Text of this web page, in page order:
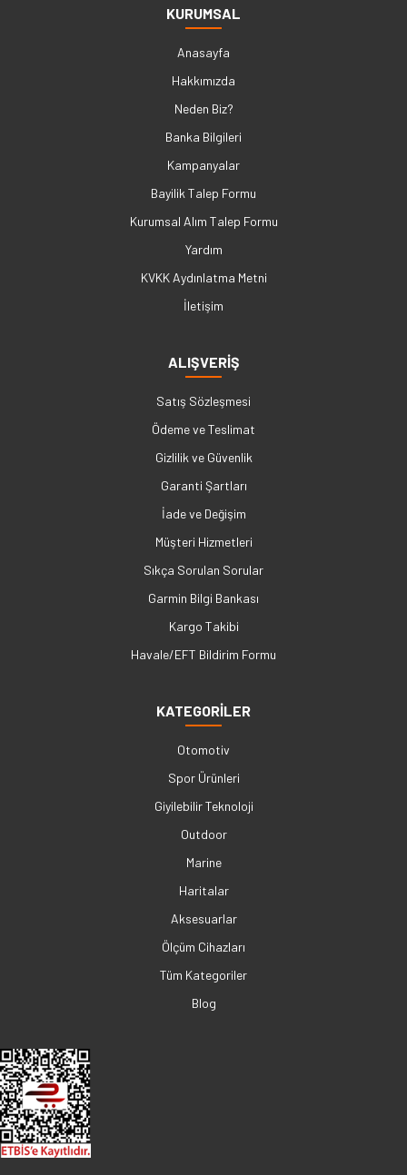
KURUMSAL
Anasayfa
Hakkımızda
Neden Biz?
Banka Bilgileri
Kampanyalar
Bayilik Talep Formu
Kurumsal Alım Talep Formu
Yardım
KVKK Aydınlatma Metni
İletişim
ALIŞVERİŞ
Satış Sözleşmesi
Ödeme ve Teslimat
Gizlilik ve Güvenlik
Garanti Şartları
İade ve Değişim
Müşteri Hizmetleri
Sıkça Sorulan Sorular
Garmin Bilgi Bankası
Kargo Takibi
Havale/EFT Bildirim Formu
KATEGORİLER
Otomotiv
Spor Ürünleri
Giyilebilir Teknoloji
Outdoor
Marine
Haritalar
Aksesuarlar
Ölçüm Cihazları
Tüm Kategoriler
Blog